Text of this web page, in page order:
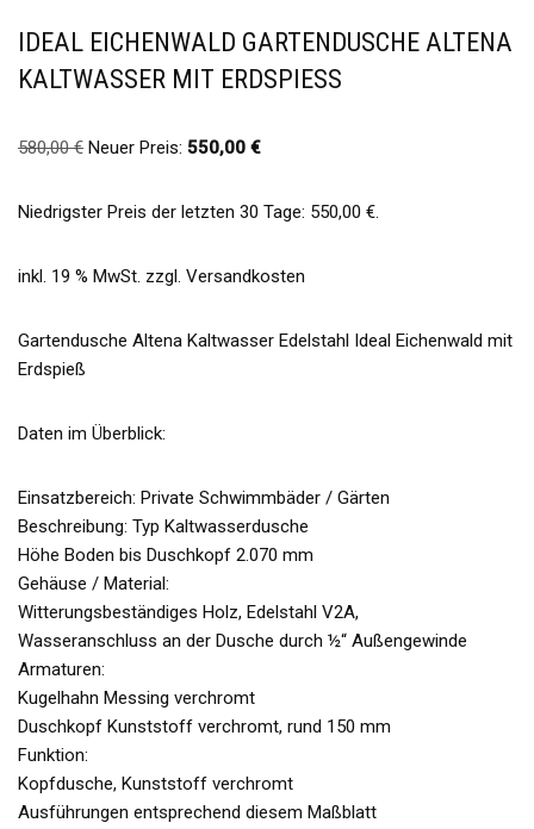
IDEAL EICHENWALD GARTENDUSCHE ALTENA
KALTWASSER MIT ERDSPIESS
580,00€ Neuer Preis: 550,00 €
Niedrigster Preis der letzten 30 Tage: 550,00 €.
inkl. 19 % MwSt. zzgl. Versandkosten
Gartendusche Altena Kaltwasser Edelstahl Ideal Eichenwald mit
Erdspieß
Daten im Überblick:
Einsatzbereich: Private Schwimmbäder / Gärten
Beschreibung: Typ Kaltwasserdusche
Höhe Boden bis Duschkopf 2.070 mm
Gehäuse / Material:
Witterungsbeständiges Holz, Edelstahl V2A,
Wasseranschluss an der Dusche durch ½“ Außengewinde
Armaturen:
Kugelhahn Messing verchromt
Duschkopf Kunststoff verchromt, rund 150 mm
Funktion:
Kopfdusche, Kunststoff verchromt
Ausführungen entsprechend diesem Maßblatt